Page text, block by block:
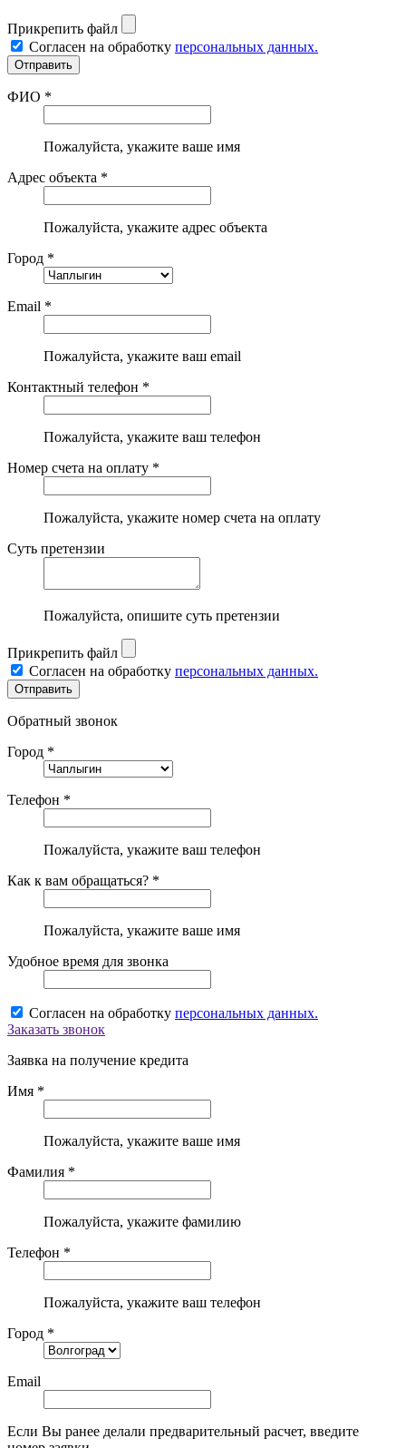
Прикрепить файл
Согласен на обработку персональных данных.
ФИО *
Пожалуйста, укажите ваше имя
Адрес объекта *
Пожалуйста, укажите адрес объекта
Город *
Email *
Пожалуйста, укажите ваш email
Контактный телефон *
Пожалуйста, укажите ваш телефон
Номер счета на оплату *
Пожалуйста, укажите номер счета на оплату
Суть претензии
Пожалуйста, опишите суть претензии
Прикрепить файл
Согласен на обработку персональных данных.
Обратный звонок
Город *
Телефон *
Пожалуйста, укажите ваш телефон
Как к вам обращаться? *
Пожалуйста, укажите ваше имя
Удобное время для звонка
Согласен на обработку персональных данных.
Заказать звонок
Заявка на получение кредита
Имя *
Пожалуйста, укажите ваше имя
Фамилия *
Пожалуйста, укажите фамилию
Телефон *
Пожалуйста, укажите ваш телефон
Город *
Email
Если Вы ранее делали предварительный расчет, введите